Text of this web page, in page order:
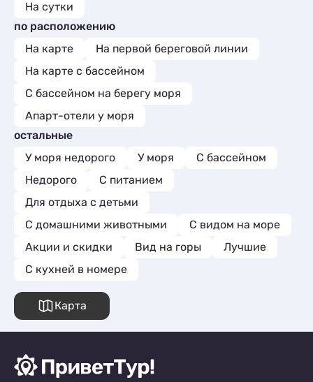
На сутки
по расположению
На карте
На первой береговой линии
На карте с бассейном
С бассейном на берегу моря
Апарт-отели у моря
остальные
У моря недорого
У моря
С бассейном
Недорого
С питанием
Для отдыха с детьми
С домашними животными
С видом на море
Акции и скидки
Вид на горы
Лучшие
C кухней в номере
Карта